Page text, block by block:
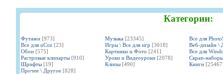
Категории:
Футажи [973] Музыка [23345]
Все для
Все для uCoz [23] Игры \ Все для игр [3018]
Веб-дизайн \
Обои [575] Картинки и Фото [241]
Все для
Растровые клипарты [910] Уроки и Видеоуроки [2078]
Скрап-наборы
Шрифты [19] Клипы [490] Книги
Прочее \ Другое [828]